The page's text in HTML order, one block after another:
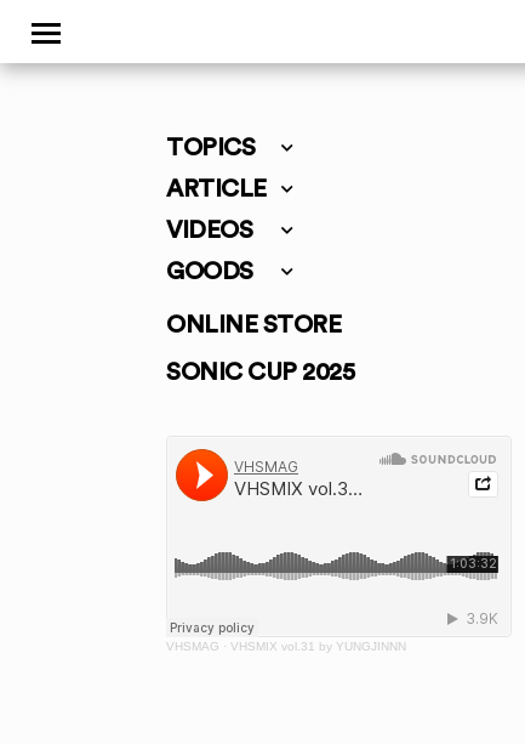
TOPICS
ARTICLE
VIDEOS
GOODS
ONLINE STORE
SONIC CUP 2025
VHSMAG · VHSMIX vol.31 by YUNGJINNN